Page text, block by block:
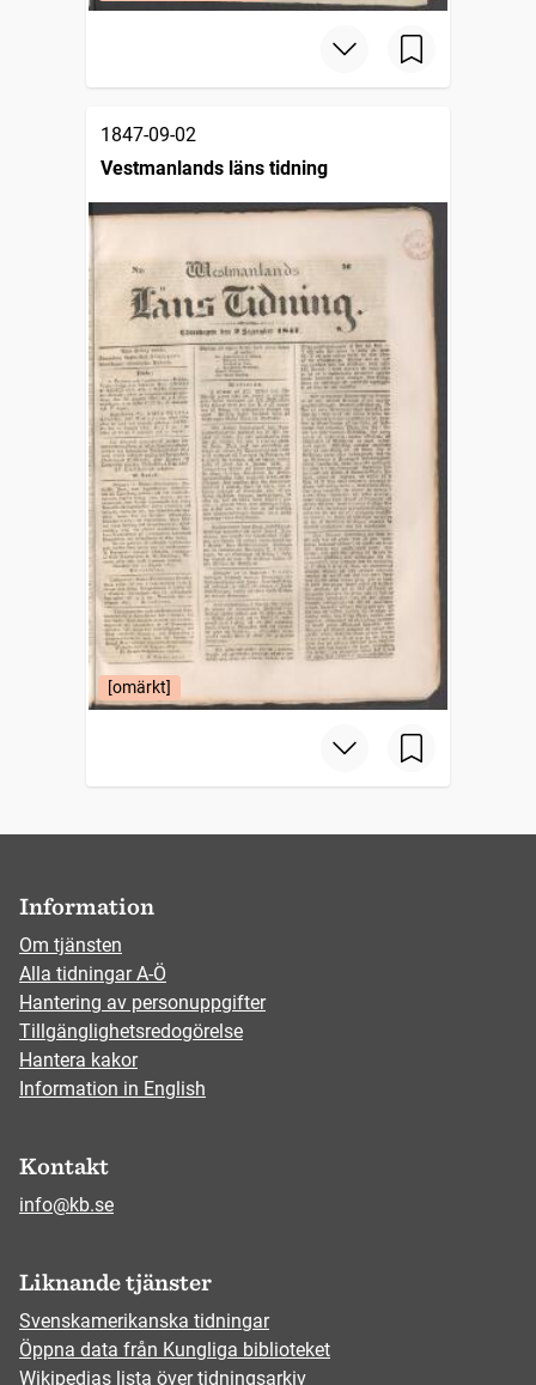
1847-09-02
Vestmanlands läns tidning
[omärkt]
Information
Om tjänsten
Alla tidningar A-Ö
Hantering av personuppgifter
Tillgänglighetsredogörelse
Hantera kakor
Information in English
Kontakt
info@kb.se
Liknande tjänster
Svenskamerikanska tidningar
Öppna data från Kungliga biblioteket
Wikipedias lista över tidningsarkiv